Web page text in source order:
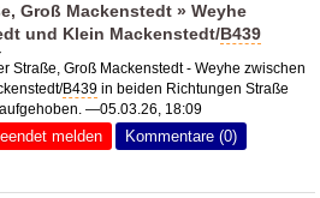
Groß Mackenstedt » Weyhe
und Klein Mackenstedt/B439
Straße, Groß Mackenstedt - Weyhe zwischen
B439 in beiden Richtungen Straße
—05.03.26, 18:09
melden Kommentare (0)